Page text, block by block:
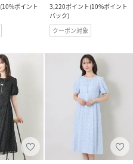
(10%ポイント
3,220ポイント(10%ポイント
バック)
クーポン対象